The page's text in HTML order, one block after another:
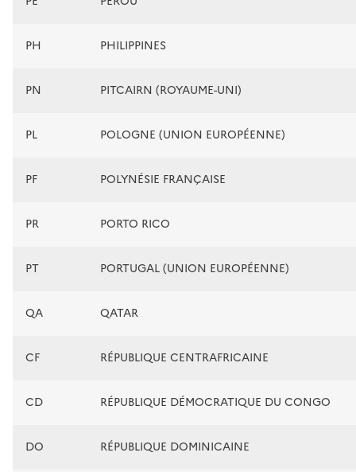
PH PHILIPPINES
PN PITCAIRN (ROYAUME-UNI)
PL POLOGNE (UNION EUROPÉENNE)
PF POLYNÉSIE FRANÇAISE
PR PORTO RICO
PT PORTUGAL (UNION EUROPÉENNE)
QA QATAR
CF RÉPUBLIQUE CENTRAFRICAINE
CD RÉPUBLIQUE DÉMOCRATIQUE DU CONGO
DO RÉPUBLIQUE DOMINICAINE